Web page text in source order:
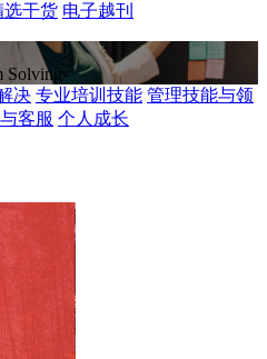
选干货 电子越刊
Solving
决 专业培训技能 管理技能与领
客服 个人成长